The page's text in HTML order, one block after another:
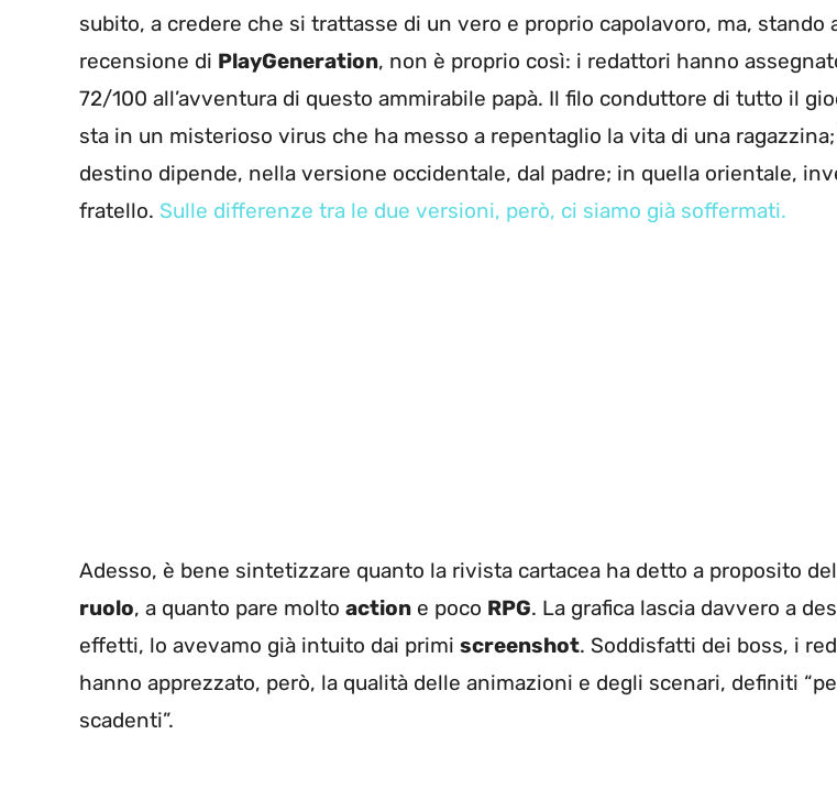
subito, a credere che si trattasse di un vero e proprio capolavoro, ma, stando
recensione di PlayGeneration, non è proprio così: i redattori hanno
72/100 all’avventura di questo ammirabile papà. Il filo conduttore di tutto il
sta in un misterioso virus che ha messo a repentaglio la vita di una
destino dipende, nella versione occidentale, dal padre; in quella orientale,
fratello. Sulle differenze tra le due versioni, però, ci siamo già soffermati.
Adesso, è bene sintetizzare quanto la rivista cartacea ha detto a proposito del
ruolo, a quanto pare molto action e poco RPG. La grafica lascia davvero a
effetti, lo avevamo già intuito dai primi screenshot. Soddisfatti dei boss, i
hanno apprezzato, però, la qualità delle animazioni e degli scenari, definiti
scadenti”.